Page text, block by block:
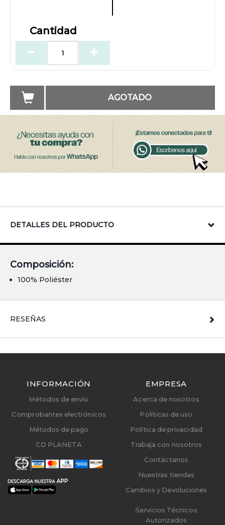
Cantidad
AGOTADO
DETALLES DEL PRODUCTO
Composición:
100% Poliéster
RESEÑAS
INFORMACIÓN
Métodos de envío
Comprobantes electrónicos
Métodos de pago
CD PLANETA
EMPRESA
Acerca de nosotros
Políticas de uso
Política de privacidad
Trabaja con nosotros
Contáctanos
Nuestras tiendas
Cambios y Devoluciones
Servicios Técnicos
Autorizados